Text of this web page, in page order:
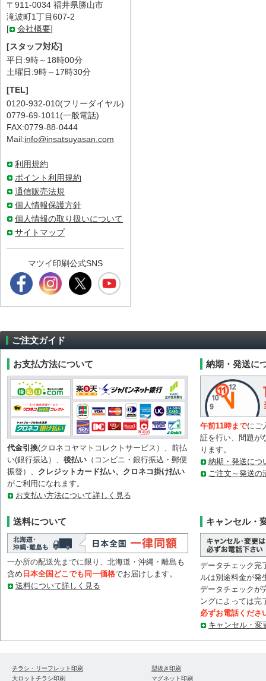
〒911-0034 福井県勝山市
滝波町1丁目607-2
[
会社概要]
[スタッフ対応]
平日:9時～18時00分
土曜日:9時～17時30分
[TEL]
0120-932-010(フリーダイヤル)
0779-69-1011(一般電話)
FAX:0779-88-0444
Mail:info@insatsuyasan.com
利用規約
ポイント利用規約
通信販売法規
個人情報保護方針
個人情報の取り扱いについて
サイトマップ
マツイ印刷公式SNS
ご注文ガイド
お支払方法について
代金引換(クロネコヤマトコレクトサービス）、前払
い(銀行振込）、 後払い （コンビニ・銀行振込・郵便
振替）、 クレジットカード払い、クロネコ掛け払い
がご利用になれます。
お支払い方法について詳しく見る
送料について
一か所の配送先までに限り、北海道・沖縄・離島も
含め 日本全国どこでも同一価格でお届けします。
送料について詳しく見る
納期・発送に
午前11時までにご
証を行い、問題が
ります。
納期・発送につ
ご注文～発送の
キャンセル・
データチェック完
ルは別途料金が発
データチェックが
ングによっては完
必ずお電話くださ
キャンセル・変
チラシ・リーフレット印刷
大ロットチラシ印刷
型抜き印刷
マグネット印刷